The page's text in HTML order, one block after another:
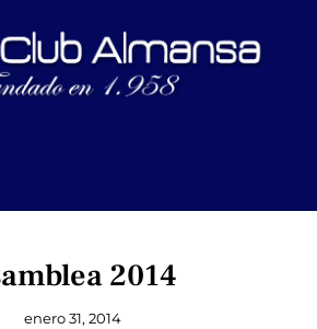
2014
enero 31, 2014